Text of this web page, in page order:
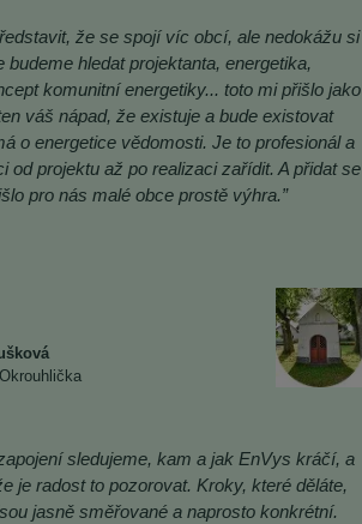
že se spojí víc obcí, ale nedokážu si
budeme hledat projektanta, energetika,
komunitní energetiky... toto mi přišlo jako
váš nápad, že existuje a bude existovat
o energetice vědomosti. Je to profesionál a
od projektu až po realizaci zařídit. A přidat se
pro nás malé obce prostě výhra.”
sledujeme, kam a jak EnVys kráčí, a
je radost to pozorovat. Kroky, které děláte,
jasně směřované a naprosto konkrétní.